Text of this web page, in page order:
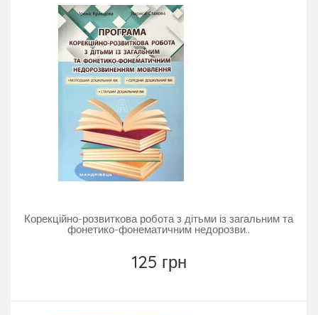
Корекційно-розвиткова робота з дітьми із загальним та
фонетико-фонематичним недорозви..
125 грн